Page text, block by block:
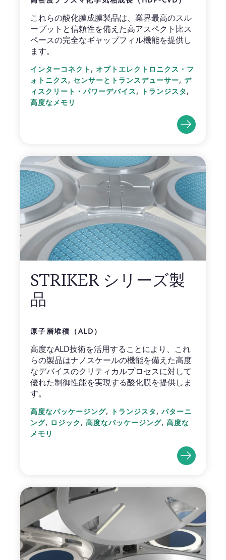
これらの酸化膜成膜製品は、業界最高のスル
ープットと信頼性を備えた高アスペクト比ス
ペースの完全なギャップフィル機能を提供し
ます。
インターコネクト , オプトエレクトロニクス・フ
ォトニクス, センサーとトランスデューサー, デ
ィスクリート・パワーデバイス, トランジスタ ,
高度なメモリ
STRIKER シリーズ製
品
原子層堆積（ALD）
高度なALD技術を活用することにより、これ
らの製品はナノスケールの機能を備えた高度
なデバイスのクリティカルプロセスに対して
優れた制御性能を実現する酸化膜を提供しま
す。
高度なパッケージング, トランジスタ , パターニ
ング, ロジック , 高度なパッケージング, 高度な
メモリ